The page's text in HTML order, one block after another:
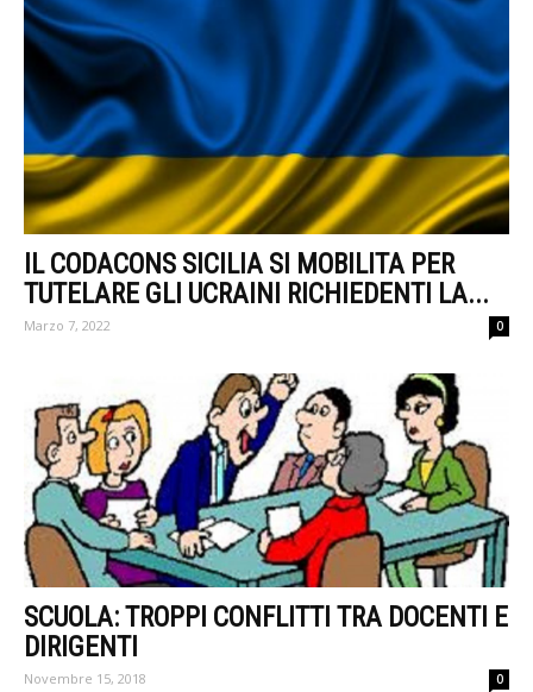
IL CODACONS SICILIA SI MOBILITA PER
TUTELARE GLI UCRAINI RICHIEDENTI LA...
Marzo 7, 2022 0
SCUOLA: TROPPI CONFLITTI TRA DOCENTI E
DIRIGENTI
Novembre 15, 2018 0